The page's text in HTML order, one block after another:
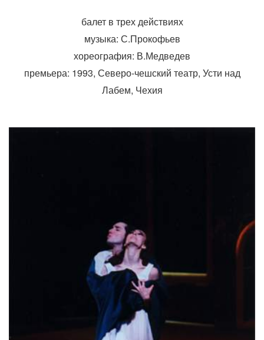
балет в трех действиях
музыка: С.Прокофьев
хореография: В.Медведев
премьера: 1993, Северо-чешский театр, Усти над
Лабем, Чехия